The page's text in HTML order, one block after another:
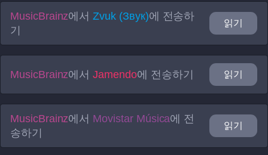
MusicBrainz에서Zvuk (Звук)에 전송하
기
읽기
MusicBrainz에서Jamendo에 전송하기 읽기
MusicBrainz에서 Movistar Música에 전
송하기
읽기